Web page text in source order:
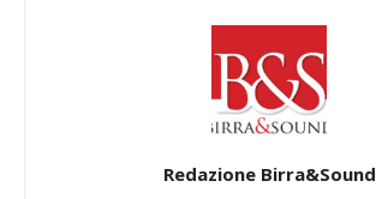
Redazione Birra&Sound